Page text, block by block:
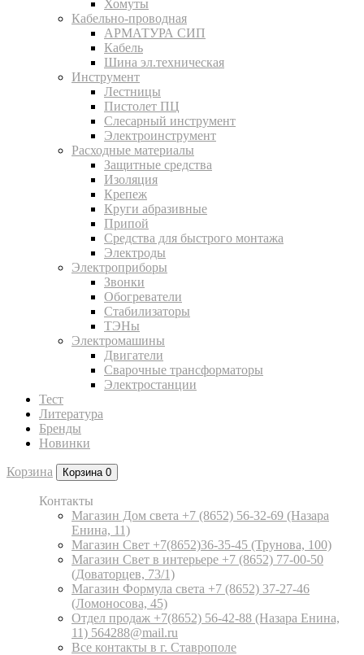
Хомуты
Кабельно-проводная
АРМАТУРА СИП
Кабель
Шина эл.техническая
Инструмент
Лестницы
Пистолет ПЦ
Слесарный инструмент
Электроинструмент
Расходные материалы
Защитные средства
Изоляция
Крепеж
Круги абразивные
Припой
Средства для быстрого монтажа
Электроды
Электроприборы
Звонки
Обогреватели
Стабилизаторы
ТЭНы
Электромашины
Двигатели
Сварочные трансформаторы
Электростанции
Тест
Литература
Бренды
Новинки
Корзина Корзина 0
Контакты
Магазин Дом света +7 (8652) 56-32-69 (Назара
Енина, 11)
Магазин Свет +7(8652)36-35-45 (Трунова, 100)
Магазин Свет в интерьере +7 (8652) 77-00-50
(Доваторцев, 73/1)
Магазин Формула света +7 (8652) 37-27-46
(Ломоносова, 45)
Отдел продаж +7(8652) 56-42-88 (Назара Енина,
11) 564288@mail.ru
Все контакты в г. Ставрополе